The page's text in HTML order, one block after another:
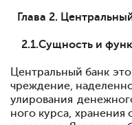
Глава 2.
2.1.Сущность и
Центральный банк
чреждение,
улирования
ного курса, хранения